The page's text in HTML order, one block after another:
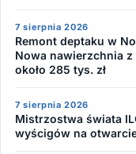
7 sierpnia 2026
Remont deptaku w
Nowa nawierzchnia
około 285 tys. zł
7 sierpnia 2026
Mistrzostwa świata
wyścigów na